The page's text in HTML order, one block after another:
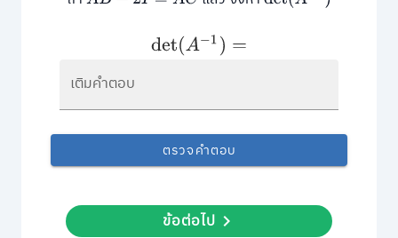
det(A−1)=
เติมคำตอบ
ตรวจคำตอบ
ข้อต่อไป